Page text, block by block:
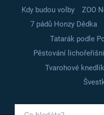
Kdy budou volby
ZOO
7 pádů Honzy Dědka
Tatarák podle
Pěstování
Tvarohové